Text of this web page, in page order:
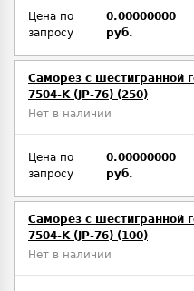
Цена по
запросу
0.00000000
руб.
Саморез с шестигранной
7504-K (JP-76) (250)
Нет в наличии
Цена по
запросу
0.00000000
руб.
Саморез с шестигранной
7504-K (JP-76) (100)
Нет в наличии